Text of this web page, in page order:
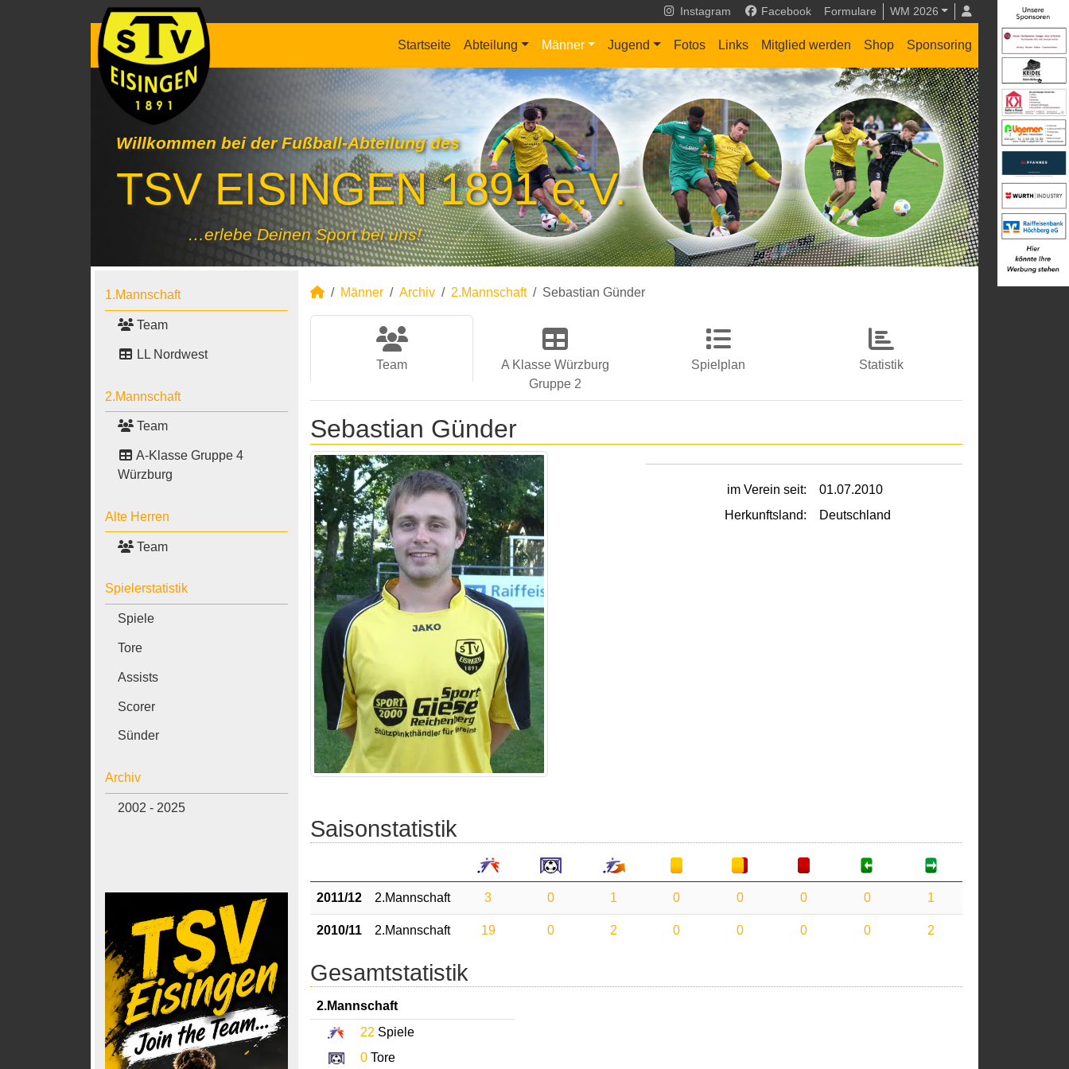
Instagram Facebook Formulare WM 2026
Startseite Abteilung Männer Jugend Fotos Links Mitglied werden Shop Sponsoring
Willkommen bei der Fußball-Abteilung des
TSV EISINGEN 1891 e.V.
…erlebe Deinen Sport bei uns!
1.Mannschaft
Team
LL Nordwest
2.Mannschaft
Team
A-Klasse Gruppe 4
Würzburg
Alte Herren
Team
Spielerstatistik
Spiele
Tore
Assists
Scorer
Sünder
Archiv
2002 - 2025
Männer Archiv 2.Mannschaft Sebastian Günder
Team
A Klasse Würzburg
Gruppe 2
Spielplan Statistik
Sebastian Günder
im Verein seit:
01.07.2010
Herkunftsland:
Deutschland
Saisonstatistik
2011/12 2.Mannschaft 3 0 1 0 0 0 0 1
2010/11 2.Mannschaft 19 0 2 0 0 0 0 2
Gesamtstatistik
2.Mannschaft
22 Spiele
0 Tore